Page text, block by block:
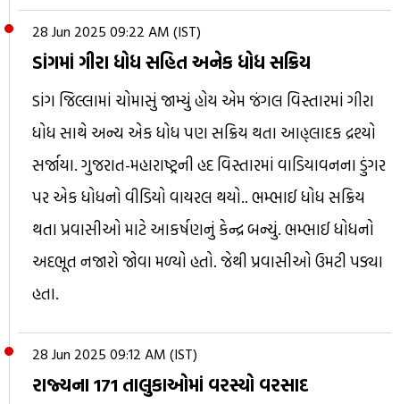
28 Jun 2025 09:22 AM (IST)
ડાંગમાં ગીરા ધોધ સહિત અનેક ધોધ સક્રિય
ડાંગ જિલ્લામાં ચોમાસું જામ્યું હોય એમ જંગલ વિસ્તારમાં ગીરા
ધોધ સાથે અન્ય એક ધોધ પણ સક્રિય થતા આહ્લાદક દ્રશ્યો
સર્જાયા. ગુજરાત-મહારાષ્ટ્રની હદ વિસ્તારમાં વાડિયાવનના ડુંગર
પર એક ધોધનો વીડિયો વાયરલ થયો.. ભમ્ભાઈ ધોધ સક્રિય
થતા પ્રવાસીઓ માટે આકર્ષણનું કેન્દ્ર બન્યું. ભમ્ભાઈ ધોધનો
અદભૂત નજારો જોવા મળ્યો હતો. જેથી પ્રવાસીઓ ઉમટી પડ્યા
હતા.
28 Jun 2025 09:12 AM (IST)
રાજ્યના 171 તાલુકાઓમાં વરસ્યો વરસાદ